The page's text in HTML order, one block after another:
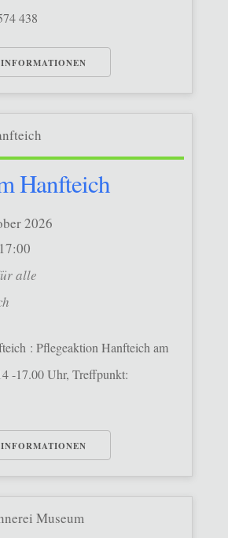
438
Hanfteich
2026
alle
: Pflegeaktion Hanfteich am
-17.00 Uhr, Treffpunkt: